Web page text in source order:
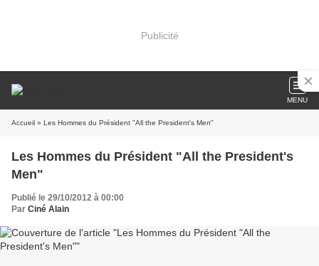
Publicité
MENU
Accueil » Les Hommes du Président "All the President's Men"
Les Hommes du Président "All the President's
Men"
Publié le 29/10/2012 à 00:00
Par Ciné Alain